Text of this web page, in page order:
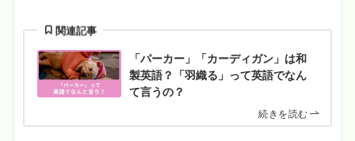
関連記事
「パーカー」「カーディガン」は和
製英語？「羽織る」って英語でなん
て言うの？
続きを読む